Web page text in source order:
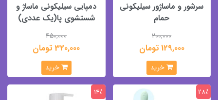
سرشور و ماساژور سیلیکونی
حمام
200,000
129,000 تومان
خرید
دمپایی سیلیکونی ماساژ و
شستشوی پا(یک عددی)
450,000
320,000 تومان
خرید
28٪ 14٪